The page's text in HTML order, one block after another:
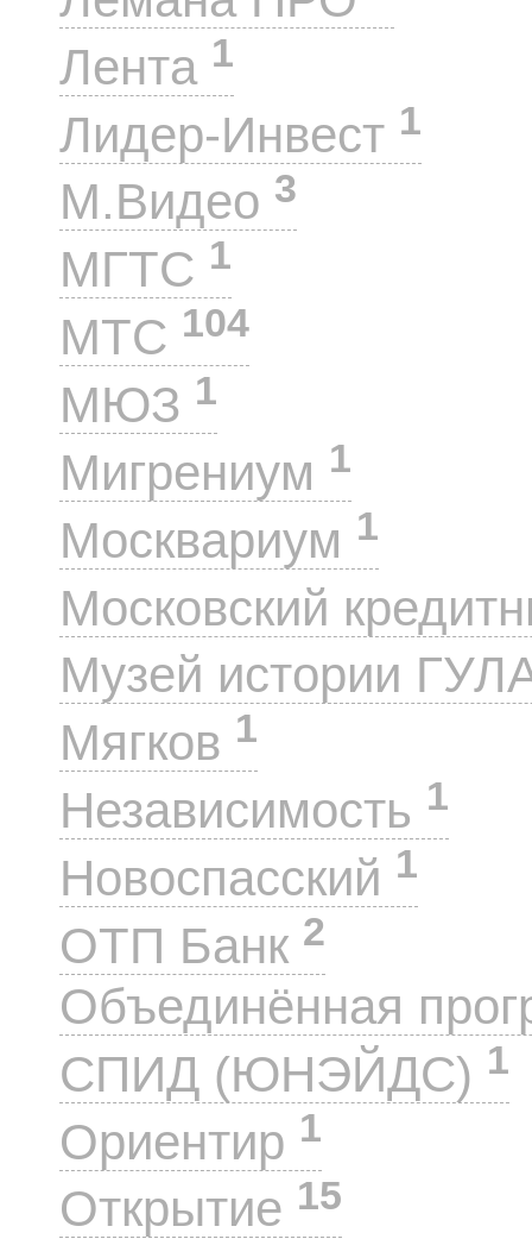
Лента 1
Лидер-Инвест 1
М.Видео 3
МГТС 1
МТС 104
МЮЗ 1
Мигрениум 1
Москвариум 1
Московский
Музей истории
Мягков 1
Независимость 1
Новоспасский 1
ОТП Банк 2
Объединённая
СПИД (ЮНЭЙДС) 1
Ориентир 1
Открытие 15